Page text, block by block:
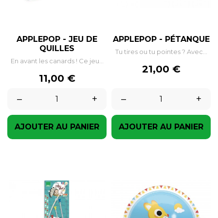
APPLEPOP - JEU DE
QUILLES
En avant les canards ! Ce jeu...
Prix
11,00 €
–
+
AJOUTER AU PANIER
APPLEPOP - PÉTANQUE
Tu tires ou tu pointes ? Avec...
Prix
21,00 €
– +
AJOUTER AU PANIER